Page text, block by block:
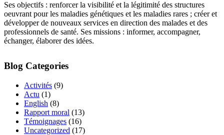
Ses objectifs : renforcer la visibilité et la légitimité des structures
oeuvrant pour les maladies génétiques et les maladies rares ; créer et
développer de nouveaux services en direction des malades et des
professionnels de santé. Ses missions : informer, accompagner,
échanger, élaborer des idées.
Blog Categories
Activités (9)
Actu (1)
English (8)
Rapport moral (13)
Témoignages (16)
Uncategorized (17)